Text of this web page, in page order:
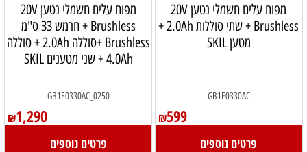
מפוח עלים חשמלי נטען 20V
Brushless + שתי סוללות 2.0Ah +
מטען SKIL
GB1E0330AC
₪599
פרטים נוספים
מפוח עלים חשמלי נטען 20V
Brushless + חרמש 33 ס"מ
Brushless +סוללה 2.0Ah + סוללה
4.0Ah + שני מטענים SKIL
GB1E0330AC_0250
₪1,290
פרטים נוספים